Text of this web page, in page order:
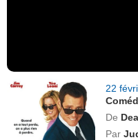
22
De
Par